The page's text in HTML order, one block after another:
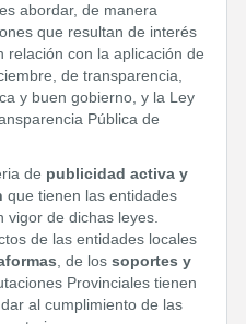
abordar, de manera
que resultan de interés
relación con la aplicación de
de transparencia,
y buen gobierno, y la Ley
Pública de
de publicidad activa y
que tienen las entidades
vigor de dichas leyes.
de las entidades locales
, de los soportes y
Provinciales tienen
al cumplimiento de las